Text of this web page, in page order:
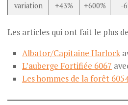
variation
+43% +600% -
Les articles qui ont fait le plus
Albator/Capitaine Harlock
L’auberge Fortifiée 6067
Les hommes de la forêt